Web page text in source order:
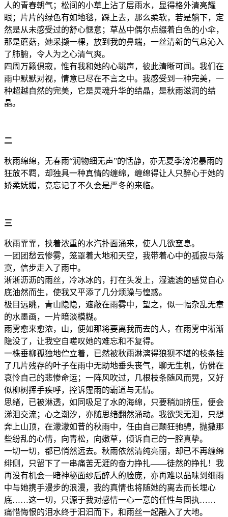
人的青春朝气；松间的小草上沾了层雨水，显得格外清亮耀
眼；片片的绿色有如地毯，踩上去，那么柔软，若是躺下，定
然是从未感受过的舒心惬意；草丛中偶尔点缀着白色的小伞，
那是蘑菇，她采撷一棵，放到我的鼻端，一丝清新的气息沁入
了肺腑，令人为之心清气爽。
四周万籁俱寂，惟有我和她的心跳声，彼此清晰可闻。我们在
雨中默默对视，情意已尽在不言之中。我感受到一种完美，一
种超越自然的完美，它是灵魂升华的结晶，是秋雨滋润的结
晶。
二
秋雨绵绵，无春雨“润物细无声”的恬静，亦无夏季滂沱暴雨的
狂放不羁，却独具一种真情的缠绵，缠绵得让人只醉心于她的
娇柔妩媚，竟忘记了不久会是严冬的来临。
三
秋雨霏霏，挟着浓重的水汽扑面涌来，使人几欲窒息。
一团团愁云惨雾，笼罩着大地和天空，我带着心中的孤寂与落
寞，信步走入了雨中。
淅淅沥沥的雨丝，冷冰冰的，打在头发上，湿漉漉的感觉自心
底油然而生，使我又平添了几分烦躁与惶惑。
极目远眺，青山隐隐，遮蔽在雨雾中，望之，似一幅杂乱无章
的水墨画，一片暗淡模糊。
雨雾愈来愈浓，山，便如那将要离我而去的人，在雨雾中淅渐
隐没了，让我空自嗟叹她的难忘和不复得。
一株垂柳孤独地伫立着，已然被秋雨淋漓得狼狈不堪的枝条挂
了几片残存的叶子在雨中无助地垂头丧气，聊无生机，仿佛在
哀怜自己的悲惨命运；一阵风吹过，几根枝条随风而晃，又好
似柳树挥手疾呼，控诉霪雨的霸道与无情。
思绪，已被淋透，如同吸足了水的海绵，只要稍加挤压，便会
涕泪交流；心之潮汐，亦随思绪翻然涌动。我欲哭无泪，只想
奔上山顶，在濛濛如昔的秋雨中，任由自己颠狂驰骋，抛撒那
些纷乱的心情，向青松，向嫩草，倾诉自己的一腔真挚。
一切一切，都已悄然远去。秋雨依然清纯亮丽，却已不再缠绵
绯侧，只留下了一串痛苦无涯的奋力挣扎——徒然的挣扎！我
再没有机会一睹神秘面纱后醉人的脸庞，亦再难以品味到细雨
中与她携手漫步的浪漫，我的真情也将随她的离去而长埋心
底……这一切，只源于我对感情一心一意的任性与固执……
痛惜悔恨的泪水终于汩汩而下，和雨丝一起融入了大地。